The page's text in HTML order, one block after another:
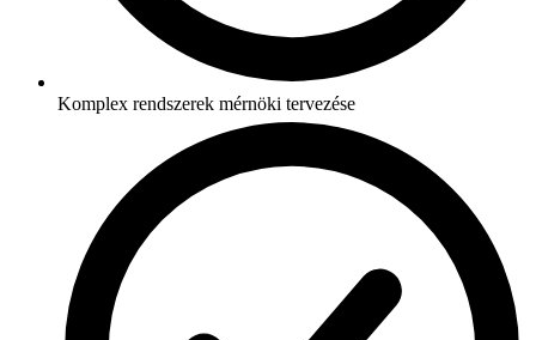
Komplex rendszerek mérnöki tervezése